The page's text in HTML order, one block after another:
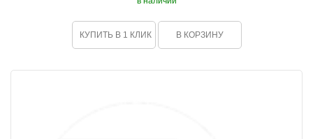
КУПИТЬ В 1 КЛИК В КОРЗИНУ